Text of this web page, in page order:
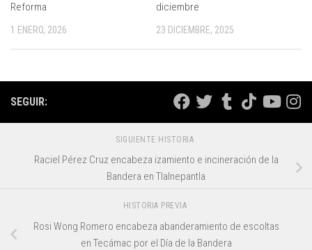
Reforma
1 ENERO, 2026
diciembre
23 DICIEMBRE, 2025
SEGUIR:
SIGUIENTE HISTORIA
Raciel Pérez Cruz encabeza izamiento e incineración de la
Bandera en Tlalnepantla
HISTORIA PREVIA
Rosi Wong Romero encabeza abanderamiento de escoltas
en Tecámac por el Día de la Bandera